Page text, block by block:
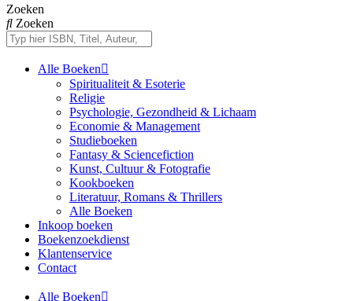
Zoeken
Zoeken
Alle Boeken
Spiritualiteit & Esoterie
Religie
Psychologie, Gezondheid & Lichaam
Economie & Management
Studieboeken
Fantasy & Sciencefiction
Kunst, Cultuur & Fotografie
Kookboeken
Literatuur, Romans & Thrillers
Alle Boeken
Inkoop boeken
Boekenzoekdienst
Klantenservice
Contact
Alle Boeken